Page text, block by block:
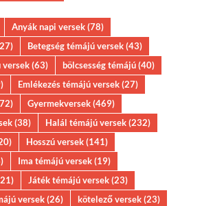
Anyák napi versek(78)
Betegség témájú versek(43)
versek(63) bölcsesség témájú(40)
Emlékezés témájú versek(27)
Gyermekversek(469)
(38) Halál témájú versek(232)
Hosszú versek(141)
Ima témájú versek(19)
Játék témájú versek(23)
versek(26) kötelező versek(23)